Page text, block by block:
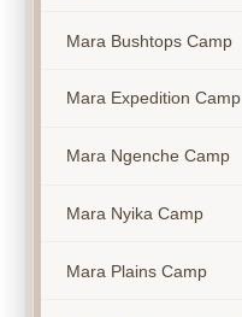
Mara Bushtops Camp
Mara Expedition Camp
Mara Ngenche Camp
Mara Nyika Camp
Mara Plains Camp